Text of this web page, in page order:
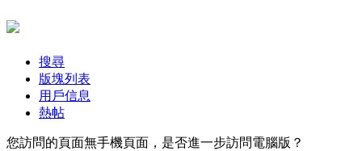
搜尋
版塊列表
用戶信息
熱帖
您訪問的頁面無手機頁面，是否進一步訪問電腦版？